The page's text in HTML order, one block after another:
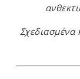
Σχεδιασμένα